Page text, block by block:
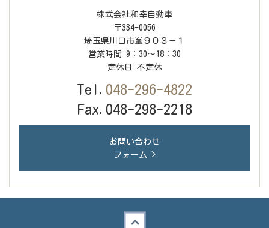
株式会社和幸自動車
〒334-0056
埼玉県川口市峯９０３－１
営業時間 9：30～18：30
定休日 不定休
Tel. 048-296-4822
Fax.048-298-2218
お問い合わせ
フォーム >